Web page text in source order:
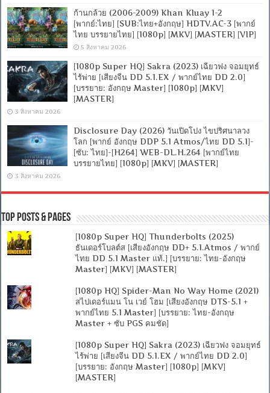
ก้านกล้วย (2006-2009) Khan Kluay 1-2
[พากย์:ไทย] [SUB:ไทย+อังกฤษ] HDTV.AC-3 [พากย์
ไทย บรรยายไทย] [1080p] [MKV] [MASTER] [VIP]
5 สิงหาคม 2026
[1080p Super HQ] Sakra (2023) เฉียวฟง จอมยุทธ์
ไร้พ่าย [เสียงจีน DD 5.1.EX / พากย์ไทย DD 2.0]
[บรรยาย: อังกฤษ Master] [1080p] [MKV]
[MASTER]
3 สิงหาคม 2026
Disclosure Day (2026) วันเปิดโปง ไขปริศนาลวง
โลก [พากย์ อังกฤษ DDP 5.1 Atmos/ไทย DD 5.1]-
[ซับ: ไทย]-[H264] WEB-DL.H.264 [พากย์ไทย
บรรยายไทย] [1080p] [MKV] [MASTER]
3 สิงหาคม 2026
Top Posts & Pages
[1080p Super HQ] Thunderbolts (2025)
ธันเดอร์โบลต์ส [เสียงอังกฤษ DD+ 5.1.Atmos / พากย์
ไทย DD 5.1 Master แท้.] [บรรยาย: ไทย-อังกฤษ
Master] [MKV] [MASTER]
[1080p HQ] Spider-Man No Way Home (2021)
สไปเดอร์แมน โน เวย์ โฮม [เสียงอังกฤษ DTS-5.1 +
พากย์ไทย 5.1 Master] [บรรยาย: ไทย-อังกฤษ
Master + ซับ PGS คมชัด]
[1080p Super HQ] Sakra (2023) เฉียวฟง จอมยุทธ์
ไร้พ่าย [เสียงจีน DD 5.1.EX / พากย์ไทย DD 2.0]
[บรรยาย: อังกฤษ Master] [1080p] [MKV]
[MASTER]